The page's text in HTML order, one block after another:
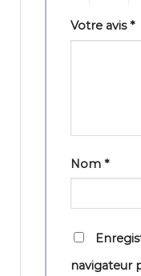
Votre avis*
Nom *
navigateur